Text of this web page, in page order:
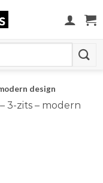
design